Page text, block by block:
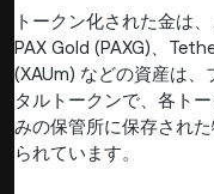
トークン化された金は
PAX Gold (PAXG)、
(XAUm) などの資産は
タルトークンで、各ト
みの保管所に保存され
られています。